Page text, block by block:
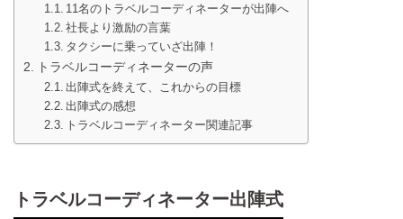
11名のトラベルコーディネーターが出陣へ
社長より激励の言葉
タクシーに乗っていざ出陣！
トラベルコーディネーターの声
出陣式を終えて、これからの目標
出陣式の感想
トラベルコーディネーター関連記事
トラベルコーディネーター出陣式